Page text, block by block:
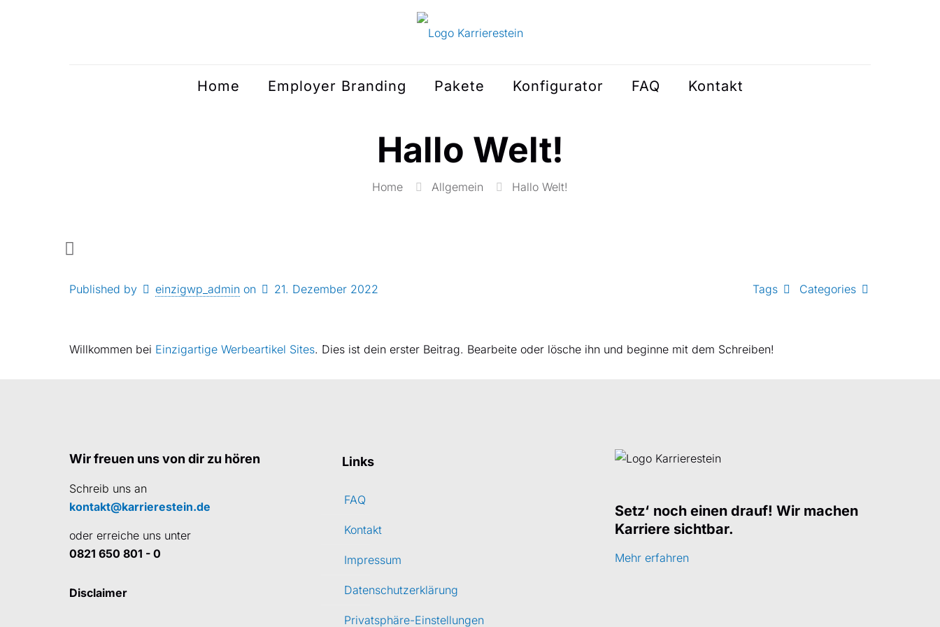
Home Employer Branding Pakete Konfigurator FAQ Kontakt
Hallo Welt!
Home Allgemein Hallo Welt!
Published by einzigwp_admin on 21. Dezember 2022 Categories
Tags
Willkommen bei Einzigartige Werbeartikel Sites. Dies ist dein erster Beitrag. Bearbeite oder lösche ihn und beginne mit dem Schreiben!
Wir freuen uns von dir zu hören
Schreib uns an
kontakt@karrierestein.de
oder erreiche uns unter
0821 650 801 - 0
Disclaimer
Links
FAQ
Kontakt
Impressum
Datenschutzerklärung
Privatsphäre-Einstellungen
Setz‘ noch einen drauf! Wir machen
Karriere sichtbar.
Mehr erfahren